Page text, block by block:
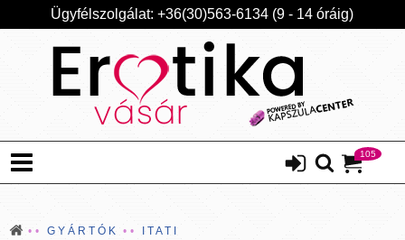
Ügyfélszolgálat: +36(30)563-6134 (9 - 14 óráig)
105
GYÁRTÓK ITATI